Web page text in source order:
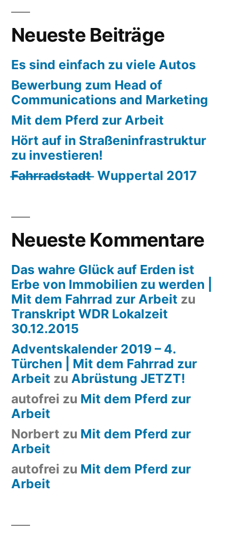
Neueste Beiträge
Es sind einfach zu viele Autos
Bewerbung zum Head of
Communications and Marketing
Mit dem Pferd zur Arbeit
Hört auf in Straßeninfrastruktur
zu investieren!
F̶a̶h̶r̶r̶a̶d̶s̶t̶a̶d̶t̶ ̶ Wuppertal 2017
Neueste Kommentare
Das wahre Glück auf Erden ist
Erbe von Immobilien zu werden |
Mit dem Fahrrad zur Arbeit zu
Transkript WDR Lokalzeit
30.12.2015
Adventskalender 2019 – 4.
Türchen | Mit dem Fahrrad zur
Arbeit zu Abrüstung JETZT!
autofrei zu Mit dem Pferd zur
Arbeit
Norbert zu Mit dem Pferd zur
Arbeit
autofrei zu Mit dem Pferd zur
Arbeit